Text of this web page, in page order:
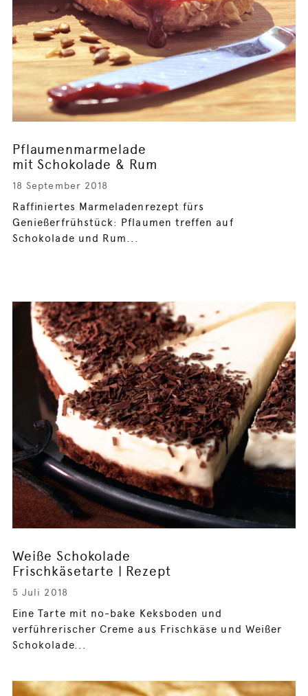
Pflaumenmarmelade
mit Schokolade & Rum
18 September 2018
Raffiniertes Marmeladenrezept fürs
Genießerfrühstück: Pflaumen treffen auf
Schokolade und Rum...
Weiße Schokolade
Frischkäsetarte | Rezept
5 Juli 2018
Eine Tarte mit no-bake Keksboden und
verführerischer Creme aus Frischkäse und Weißer
Schokolade...